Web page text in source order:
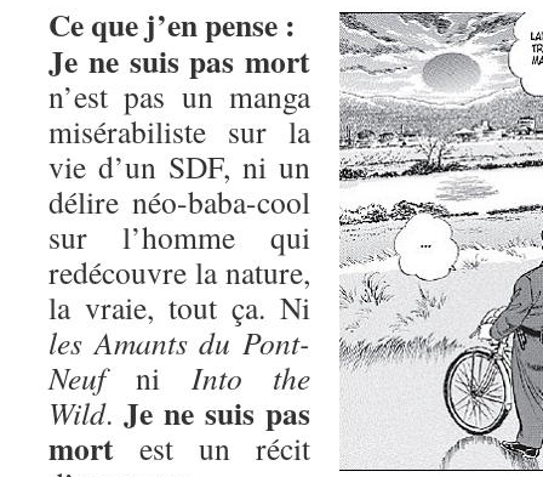
Ce que j’en pense :
Je ne suis pas mort
n’est pas un manga
misérabiliste sur la
vie d’un SDF, ni un
délire néo-baba-cool
sur l’homme qui
redécouvre la nature,
la vraie, tout ça. Ni
les Amants du Pont-
Neufni Into the
Wild. Je ne suis pas
mort est un récit